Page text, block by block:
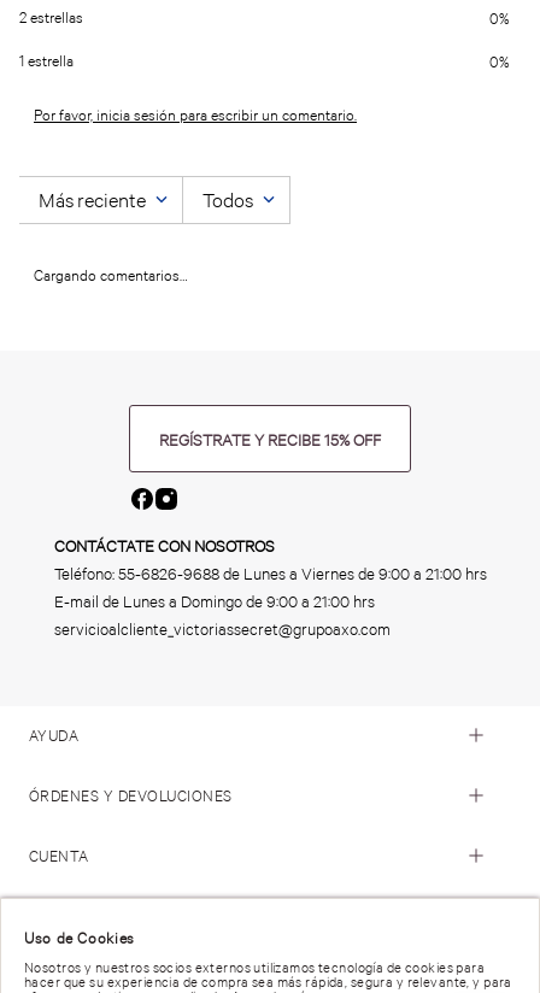
Uso de Cookies
Nosotros y nuestros socios externos utilizamos tecnología de cookies para
hacer que su experiencia de compra sea más rápida, segura y relevante, y para
2 estrellas 0%
1 estrella 0%
Por favor, inicia sesión para escribir un comentario.
Más reciente Todos
Cargando comentarios…
REGÍSTRATE Y RECIBE 15% OFF
CONTÁCTATE CON NOSOTROS
Teléfono:55-6826-9688de Lunes a Viernes de 9:00 a 21:00 hrs
E-mail de Lunes a Domingo de 9:00 a 21:00 hrs
servicioalcliente_victoriassecret@grupoaxo.com
AYUDA
ÓRDENES Y DEVOLUCIONES
CUENTA
Términos de Uso |Privacidad y Seguridad |